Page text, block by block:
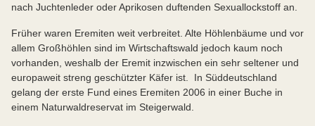
nach Juchtenleder oder Aprikosen duftenden Sexuallockstoff an.
Früher waren Eremiten weit verbreitet. Alte Höhlenbäume und vor
allem Großhöhlen sind im Wirtschaftswald jedoch kaum noch
vorhanden, weshalb der Eremit inzwischen ein sehr seltener und
europaweit streng geschützter Käfer ist. In Süddeutschland
gelang der erste Fund eines Eremiten 2006 in einer Buche in
einem Naturwaldreservat im Steigerwald.